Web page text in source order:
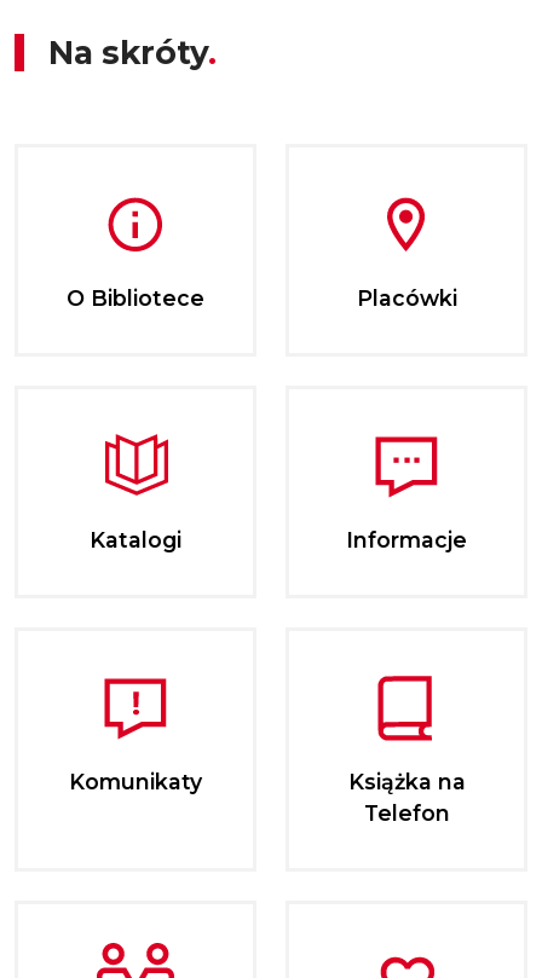
Na skróty
O Bibliotece Placówki
Katalogi Informacje
Komunikaty
Książka na
Telefon